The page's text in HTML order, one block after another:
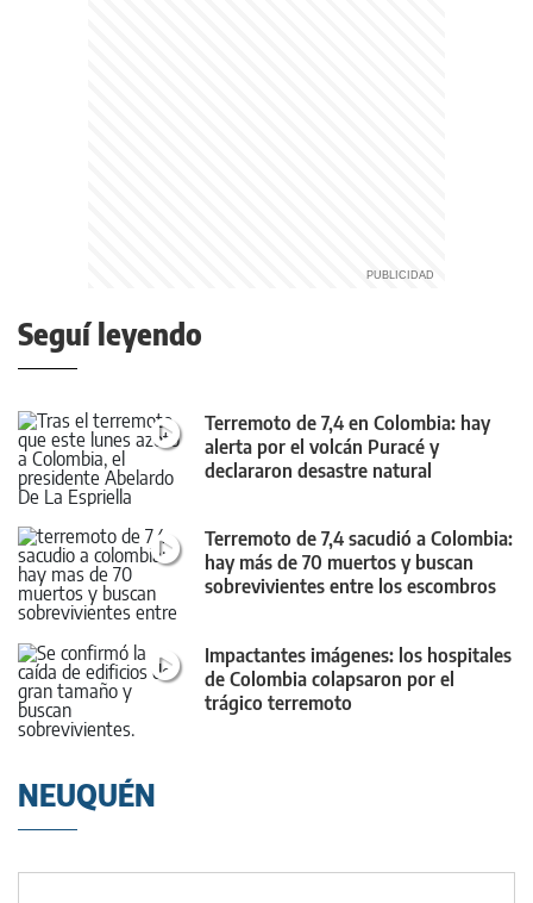
Seguí leyendo
Terremoto de 7,4 en Colombia: hay
alerta por el volcán Puracé y
declararon desastre natural
Terremoto de 7,4 sacudió a Colombia:
hay más de 70 muertos y buscan
sobrevivientes entre los escombros
Impactantes imágenes: los hospitales
de Colombia colapsaron por el
trágico terremoto
NEUQUÉN